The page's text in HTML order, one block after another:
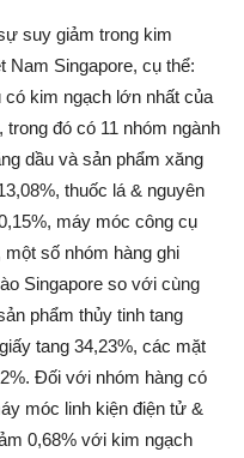
suy giảm trong kim
Nam Singapore, cụ thể:
có kim ngạch lớn nhất của
đó có 11 nhóm ngành
dầu và sản phẩm xăng
thuốc lá & nguyên
máy móc công cụ
số nhóm hàng ghi
Singapore so với cùng
phẩm thủy tinh tang
tang 34,23%, các mặt
Đối với nhóm hàng có
móc linh kiện điện tử &
0,68% với kim ngạch